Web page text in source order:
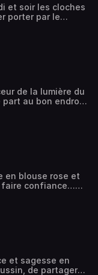
et soir les cloches
porter par le
mieux se
Visitez
de la lumière du
au bon endroit,
qui est bon pour
en blouse rose et
faire confiance…
quoi !! Et
par Audiomeans.
et sagesse en
de partager